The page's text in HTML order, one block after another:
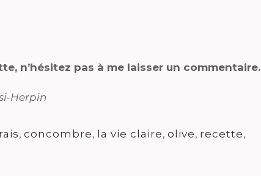
n’hésitez pas à me laisser un commentaire.
Herpin
, concombre, la vie claire, olive, recette,